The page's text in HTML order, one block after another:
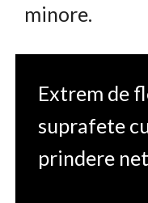
minore.
Extrem de
suprafete
prindere